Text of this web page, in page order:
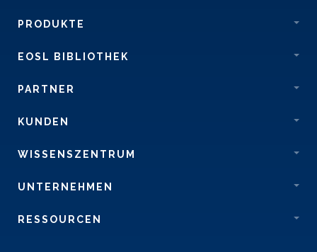
PRODUKTE
EOSL BIBLIOTHEK
PARTNER
KUNDEN
WISSENSZENTRUM
UNTERNEHMEN
RESSOURCEN